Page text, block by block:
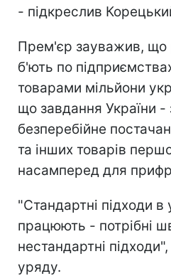
- підкреслив
Прем'єр зауважив, що
б'ють по
товарами мільйони
що завдання України -
безперебійне
та інших товарів
насамперед для
"Стандартні підходи в
працюють - потрібні
нестандартні
уряду.